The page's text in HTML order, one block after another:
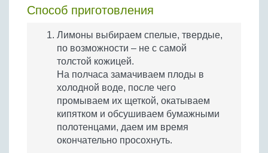
Способ приготовления
Лимоны выбираем спелые, твердые,
по возможности – не с самой
толстой кожицей.
На полчаса замачиваем плоды в
холодной воде, после чего
промываем их щеткой, окатываем
кипятком и обсушиваем бумажными
полотенцами, даем им время
окончательно просохнуть.